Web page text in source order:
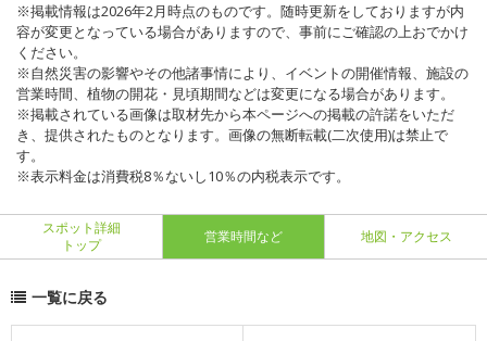
※掲載情報は2026年2月時点のものです。随時更新をしておりますが内
容が変更となっている場合がありますので、事前にご確認の上おでかけ
ください。
※自然災害の影響やその他諸事情により、イベントの開催情報、施設の
営業時間、植物の開花・見頃期間などは変更になる場合があります。
※掲載されている画像は取材先から本ページへの掲載の許諾をいただ
き、提供されたものとなります。画像の無断転載(二次使用)は禁止で
す。
※表示料金は消費税8％ないし10％の内税表示です。
スポット詳細
トップ
営業時間など 地図・アクセス
一覧に戻る